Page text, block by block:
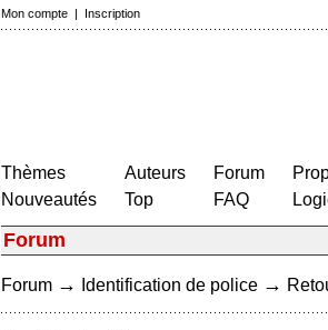
Mon compte | Inscription
Thèmes
Nouveautés
Auteurs
Top
Forum
FAQ
Forum
Forum → Identification de police →